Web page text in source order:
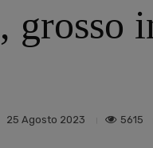
grosso
25 Agosto 2023 5615